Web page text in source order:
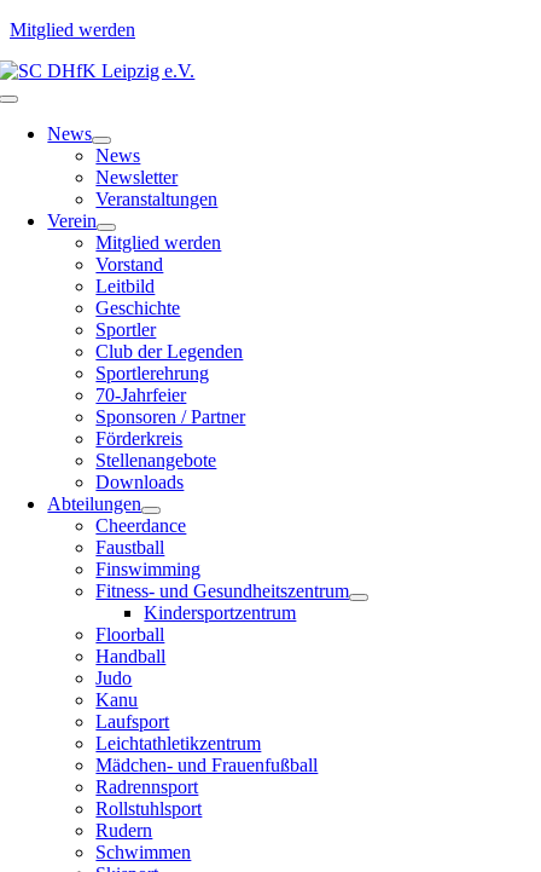
Mitglied werden
Zum
Inhalt
Toggle
NavigationNews
News
Newsletter
Veranstaltungen
Verein
Mitglied werden
Vorstand
Leitbild
Geschichte
Sportler
Club der Legenden
Sportlerehrung
70-Jahrfeier
Sponsoren / Partner
Förderkreis
Stellenangebote
Downloads
Abteilungen
Cheerdance
Faustball
Finswimming
Fitness- und Gesundheitszentrum
Kindersportzentrum
Floorball
Handball
Judo
Kanu
Laufsport
Leichtathletikzentrum
Mädchen- und Frauenfußball
Radrennsport
Rollstuhlsport
Rudern
Schwimmen